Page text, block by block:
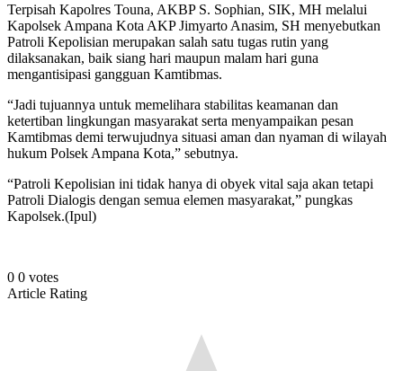
Terpisah Kapolres Touna, AKBP S. Sophian, SIK, MH melalui
Kapolsek Ampana Kota AKP Jimyarto Anasim, SH menyebutkan
Patroli Kepolisian merupakan salah satu tugas rutin yang
dilaksanakan, baik siang hari maupun malam hari guna
mengantisipasi gangguan Kamtibmas.
“Jadi tujuannya untuk memelihara stabilitas keamanan dan
ketertiban lingkungan masyarakat serta menyampaikan pesan
Kamtibmas demi terwujudnya situasi aman dan nyaman di wilayah
hukum Polsek Ampana Kota,” sebutnya.
“Patroli Kepolisian ini tidak hanya di obyek vital saja akan tetapi
Patroli Dialogis dengan semua elemen masyarakat,” pungkas
Kapolsek.(Ipul)
0 0 votes
Article Rating